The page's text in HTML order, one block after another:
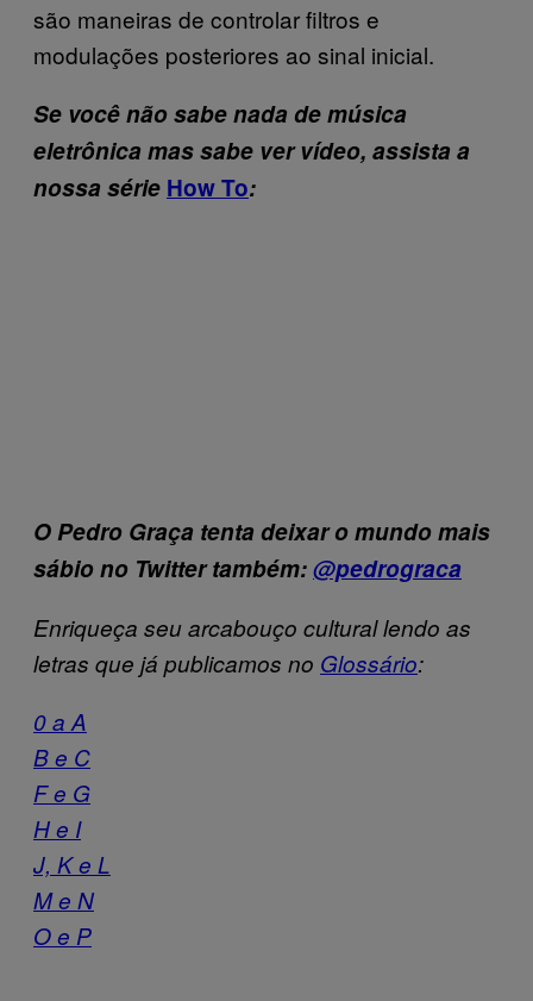
são maneiras de controlar filtros e
modulações posteriores ao sinal inicial.
Se você não sabe nada de música
eletrônica mas sabe ver vídeo, assista a
nossa série How To:
O Pedro Graça tenta deixar o mundo mais
sábio no Twitter também:@pedrograca
Enriqueça seu arcabouço cultural lendo as
letras que já publicamos no Glossário:
0 a A
B e C
F e G
H e I
J, K e L
M e N
O e P